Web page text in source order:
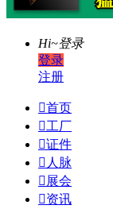
Hi~登录
登录
注册
首页
工厂
证件
 人脉
 展会
资讯